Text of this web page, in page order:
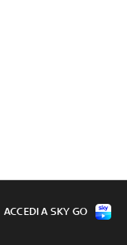
ACCEDI A SKY GO